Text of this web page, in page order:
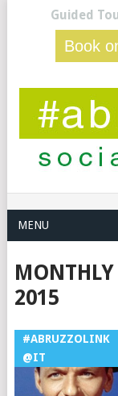
Guided
Book
MENU
2015
#ABRUZZOLINK
@IT